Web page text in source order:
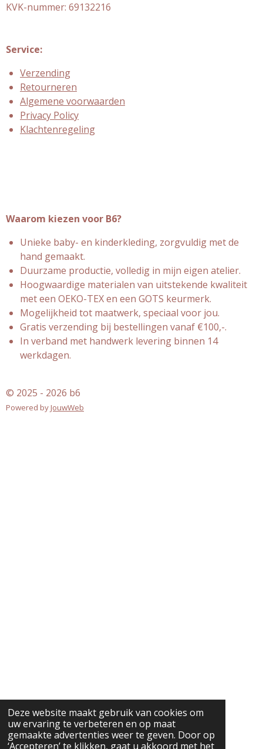
Deze website maakt gebruik van cookies om
uw ervaring te verbeteren en op maat
gemaakte advertenties weer te geven. Door op
‘Accepteren’ te klikken, gaat u akkoord met het
KVK-nummer: 69132216
Service:
Verzending
Retourneren
Algemene voorwaarden
Privacy Policy
Klachtenregeling
Waarom kiezen voor B6?
Unieke baby- en kinderkleding, zorgvuldig met de
hand gemaakt.
Duurzame productie, volledig in mijn eigen atelier.
Hoogwaardige materialen van uitstekende kwaliteit
met een OEKO-TEX en een GOTS keurmerk.
Mogelijkheid tot maatwerk, speciaal voor jou.
Gratis verzending bij bestellingen vanaf €100,-.
In verband met handwerk levering binnen 14
werkdagen.
© 2025 - 2026 b6
Powered byJouwWeb